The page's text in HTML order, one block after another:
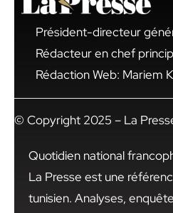
Président-directeur
Rédacteur en chef
Rédaction Web: Mariem
© Copyright 2025 – La
Quotidien national
La Presse est une
tunisien. Analyses,